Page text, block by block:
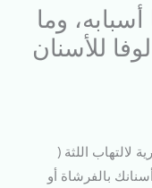
وما
للأسنان
لالتهاب اللثة (
بالفرشاة أو